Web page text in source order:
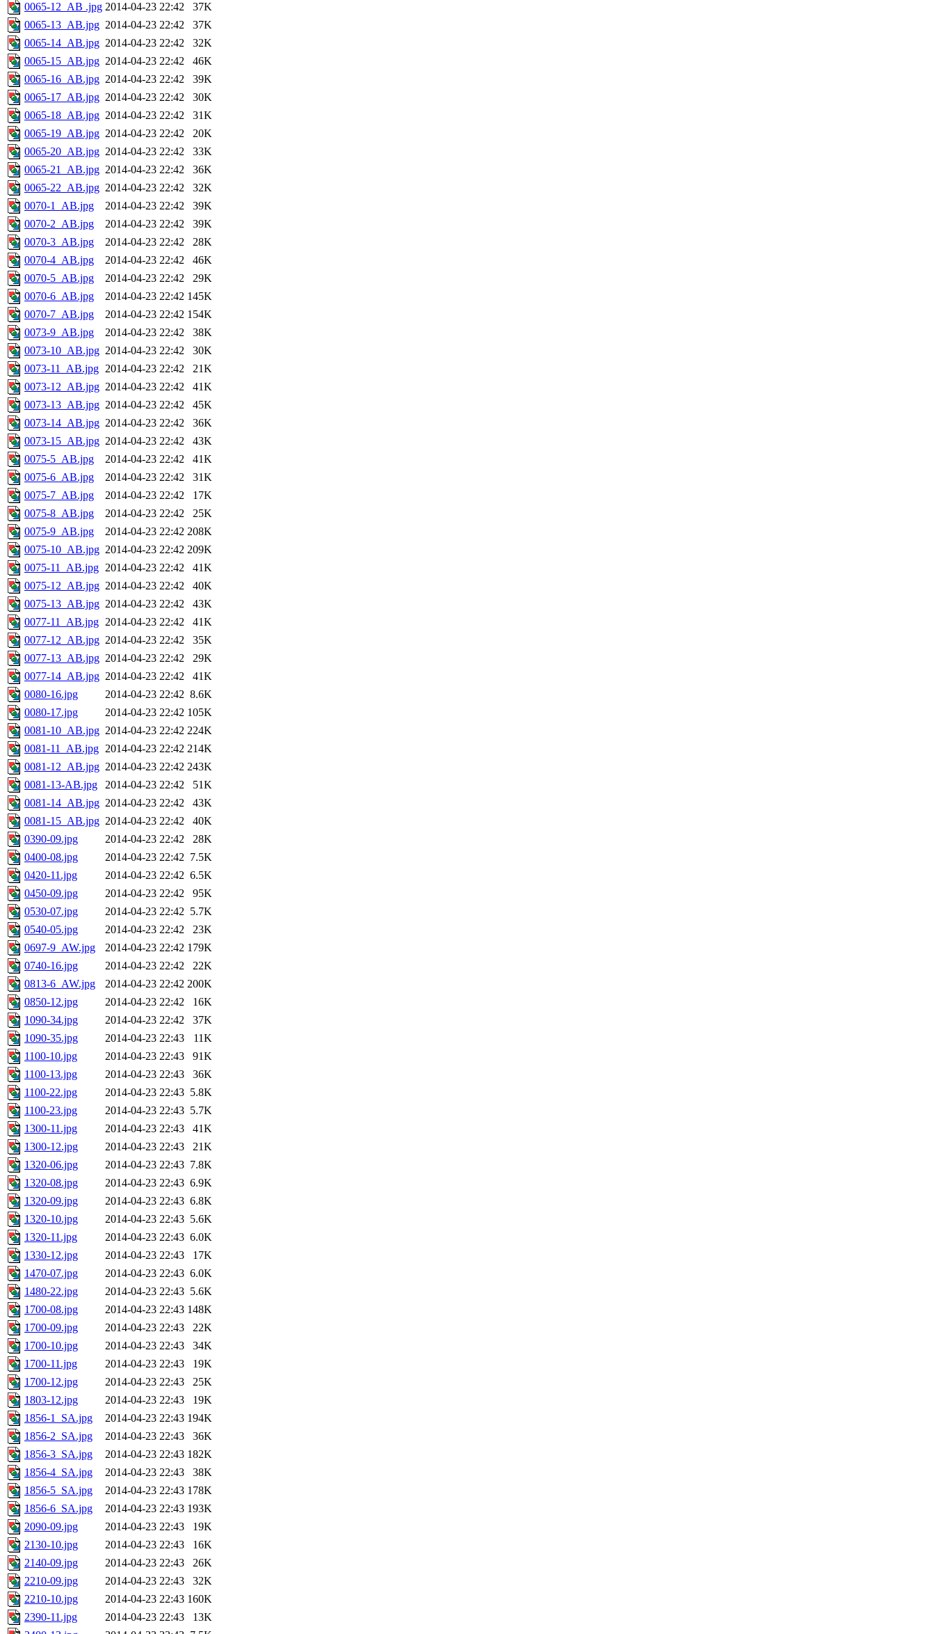
0065-12_AB .jpg 2014-04-23 22:42
37K
0065-13_AB.jpg 2014-04-23 22:42
37K
0065-14_AB.jpg 2014-04-23 22:42
32K
0065-15_AB.jpg 2014-04-23 22:42
46K
0065-16_AB.jpg 2014-04-23 22:42
39K
0065-17_AB.jpg 2014-04-23 22:42
30K
0065-18_AB.jpg 2014-04-23 22:42
31K
0065-19_AB.jpg 2014-04-23 22:42
20K
0065-20_AB.jpg 2014-04-23 22:42
33K
0065-21_AB.jpg 2014-04-23 22:42
36K
0065-22_AB.jpg 2014-04-23 22:42
32K
0070-1_AB.jpg
2014-04-23 22:42
39K
0070-2_AB.jpg
2014-04-23 22:42
39K
0070-3_AB.jpg
2014-04-23 22:42
28K
0070-4_AB.jpg
2014-04-23 22:42
46K
0070-5_AB.jpg
2014-04-23 22:42
29K
0070-6_AB.jpg
2014-04-23 22:42 145K
0070-7_AB.jpg
2014-04-23 22:42 154K
0073-9_AB.jpg
2014-04-23 22:42
38K
0073-10_AB.jpg 2014-04-23 22:42
30K
0073-11_AB.jpg 2014-04-23 22:42
21K
0073-12_AB.jpg 2014-04-23 22:42
41K
0073-13_AB.jpg 2014-04-23 22:42
45K
0073-14_AB.jpg 2014-04-23 22:42
36K
0073-15_AB.jpg 2014-04-23 22:42
43K
0075-5_AB.jpg
2014-04-23 22:42
41K
0075-6_AB.jpg
2014-04-23 22:42
31K
0075-7_AB.jpg
2014-04-23 22:42
17K
0075-8_AB.jpg
2014-04-23 22:42
25K
0075-9_AB.jpg
2014-04-23 22:42 208K
0075-10_AB.jpg 2014-04-23 22:42 209K
0075-11_AB.jpg 2014-04-23 22:42
41K
0075-12_AB.jpg 2014-04-23 22:42
40K
0075-13_AB.jpg 2014-04-23 22:42
43K
0077-11_AB.jpg 2014-04-23 22:42
41K
0077-12_AB.jpg 2014-04-23 22:42
35K
0077-13_AB.jpg 2014-04-23 22:42
29K
0077-14_AB.jpg 2014-04-23 22:42
41K
0080-16.jpg
2014-04-23 22:42 8.6K
0080-17.jpg
2014-04-23 22:42 105K
0081-10_AB.jpg 2014-04-23 22:42 224K
0081-11_AB.jpg 2014-04-23 22:42 214K
0081-12_AB.jpg 2014-04-23 22:42 243K
0081-13-AB.jpg
2014-04-23 22:42
51K
0081-14_AB.jpg 2014-04-23 22:42
43K
0081-15_AB.jpg 2014-04-23 22:42
40K
0390-09.jpg
2014-04-23 22:42
28K
0400-08.jpg
2014-04-23 22:42 7.5K
0420-11.jpg
2014-04-23 22:42 6.5K
0450-09.jpg
2014-04-23 22:42
95K
0530-07.jpg
2014-04-23 22:42 5.7K
0540-05.jpg
2014-04-23 22:42
23K
0697-9_AW.jpg
2014-04-23 22:42 179K
0740-16.jpg
2014-04-23 22:42
22K
0813-6_AW.jpg
2014-04-23 22:42 200K
0850-12.jpg
2014-04-23 22:42
16K
1090-34.jpg
2014-04-23 22:42
37K
1090-35.jpg
2014-04-23 22:43
11K
1100-10.jpg
2014-04-23 22:43
91K
1100-13.jpg
2014-04-23 22:43
36K
1100-22.jpg
2014-04-23 22:43 5.8K
1100-23.jpg
2014-04-23 22:43 5.7K
1300-11.jpg
2014-04-23 22:43
41K
1300-12.jpg
2014-04-23 22:43
21K
1320-06.jpg
2014-04-23 22:43 7.8K
1320-08.jpg
2014-04-23 22:43 6.9K
1320-09.jpg
2014-04-23 22:43 6.8K
1320-10.jpg
2014-04-23 22:43 5.6K
1320-11.jpg
2014-04-23 22:43 6.0K
1330-12.jpg
2014-04-23 22:43
17K
1470-07.jpg
2014-04-23 22:43 6.0K
1480-22.jpg
2014-04-23 22:43 5.6K
1700-08.jpg
2014-04-23 22:43 148K
1700-09.jpg
2014-04-23 22:43
22K
1700-10.jpg
2014-04-23 22:43
34K
1700-11.jpg
2014-04-23 22:43
19K
1700-12.jpg
2014-04-23 22:43
25K
1803-12.jpg
2014-04-23 22:43
19K
1856-1_SA.jpg
2014-04-23 22:43 194K
1856-2_SA.jpg
2014-04-23 22:43
36K
1856-3_SA.jpg
2014-04-23 22:43 182K
1856-4_SA.jpg
2014-04-23 22:43
38K
1856-5_SA.jpg
2014-04-23 22:43 178K
1856-6_SA.jpg
2014-04-23 22:43 193K
2090-09.jpg
2014-04-23 22:43
19K
2130-10.jpg
2014-04-23 22:43
16K
2140-09.jpg
2014-04-23 22:43
26K
2210-09.jpg
2014-04-23 22:43
32K
2210-10.jpg
2014-04-23 22:43 160K
2390-11.jpg
2014-04-23 22:43
13K